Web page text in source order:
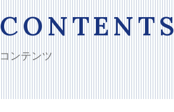
CONTENTS
コンテンツ